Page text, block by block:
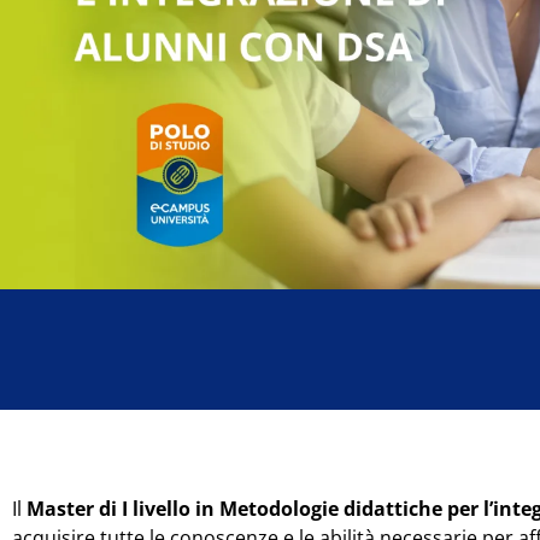
Il Master di I livello in Metodologie didattiche per